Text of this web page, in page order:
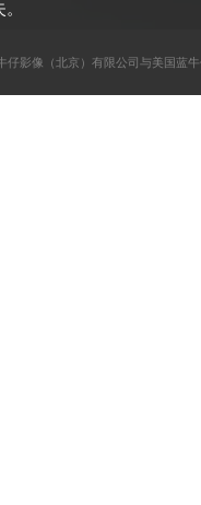
仔影像（北京）有限公司与美国蓝